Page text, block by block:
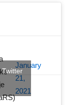
January
21,
2021
Twitter